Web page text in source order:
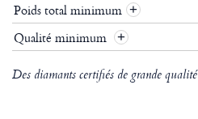
Poids total minimum +
Qualité minimum
+
Des diamants certifiés de grande qualité